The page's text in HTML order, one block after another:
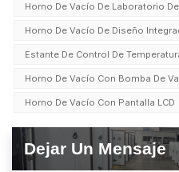
Horno De Vacío De Laboratorio
Horno De Vacío De Diseño
Estante De Control De
Horno De Vacío Con Bomba De
Horno De Vacío Con Pantalla LCD
Dejar Un Mensaje